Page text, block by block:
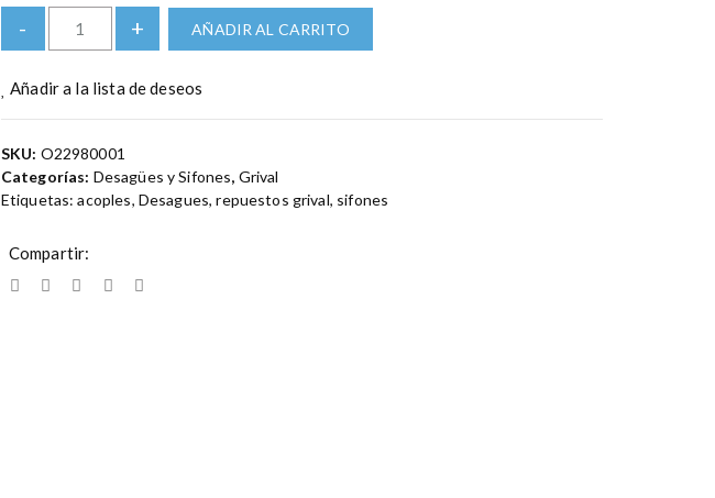
- + AÑADIR AL CARRITO
Añadir a la lista de deseos
SKU: O22980001
Categorías: Desagües y Sifones, Grival
Etiquetas:acoples, Desagues,repuestos grival, sifones
Compartir: